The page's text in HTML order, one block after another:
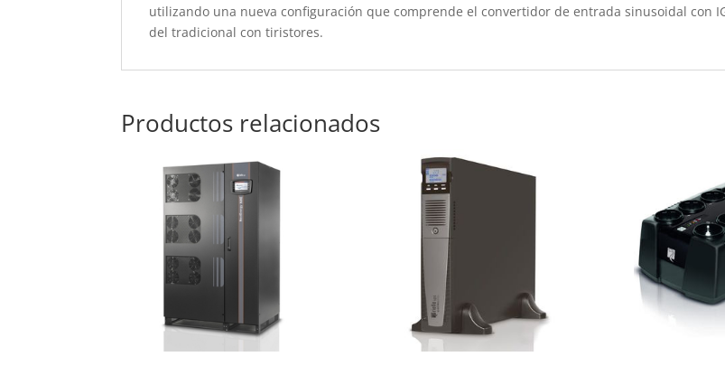
utilizando una nueva configuración que comprende el convertidor de entrada sinusoidal con
del tradicional con tiristores.
Productos relacionados